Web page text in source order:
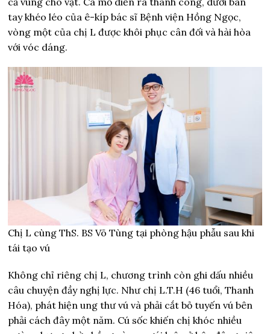
tay khéo léo của ê-kíp bác sĩ Bệnh viện Hồng Ngọc,
vòng một của chị L được khôi phục cân đối và hài hòa
với vóc dáng.
Chị L cùng ThS. BS Võ Tùng tại phòng hậu phẫu sau khi
tái tạo vú
Không chỉ riêng chị L, chương trình còn ghi dấu nhiều
câu chuyện đầy nghị lực. Như chị L.T.H (46 tuổi, Thanh
Hóa), phát hiện ung thư vú và phải cắt bỏ tuyến vú bên
phải cách đây một năm. Cú sốc khiến chị khóc nhiều